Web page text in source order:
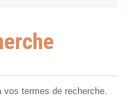
termes de recherche.